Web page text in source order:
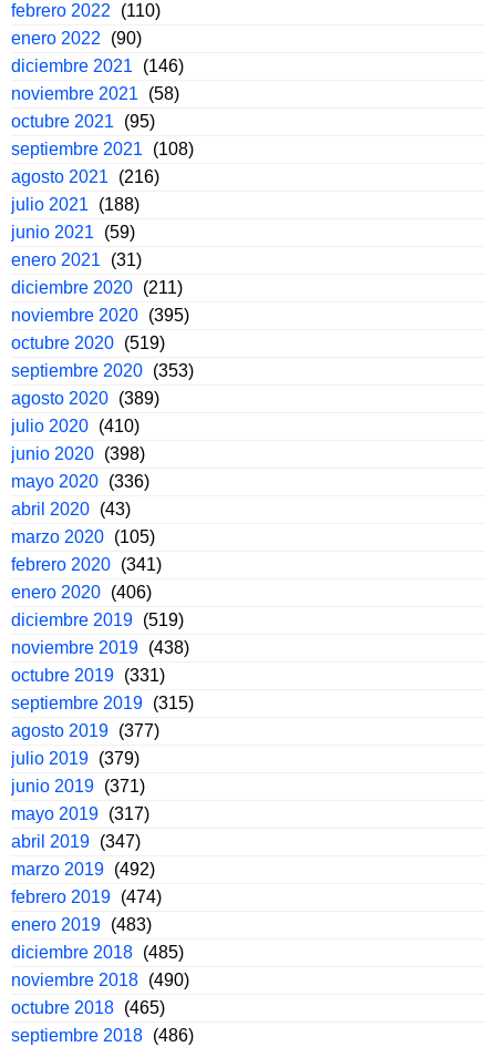
febrero 2022
(110)
enero 2022
(90)
diciembre 2021
(146)
noviembre 2021
(58)
octubre 2021
(95)
septiembre 2021
(108)
agosto 2021
(216)
julio 2021
(188)
junio 2021
(59)
enero 2021
(31)
diciembre 2020 (211)
noviembre 2020 (395)
octubre 2020 (519)
septiembre 2020 (353)
agosto 2020 (389)
julio 2020 (410)
junio 2020 (398)
mayo 2020 (336)
abril 2020 (43)
marzo 2020 (105)
febrero 2020 (341)
enero 2020 (406)
diciembre 2019 (519)
noviembre 2019 (438)
octubre 2019 (331)
septiembre 2019 (315)
agosto 2019 (377)
julio 2019 (379)
junio 2019 (371)
mayo 2019 (317)
abril 2019 (347)
marzo 2019 (492)
febrero 2019 (474)
enero 2019 (483)
diciembre 2018 (485)
noviembre 2018 (490)
octubre 2018 (465)
septiembre 2018 (486)